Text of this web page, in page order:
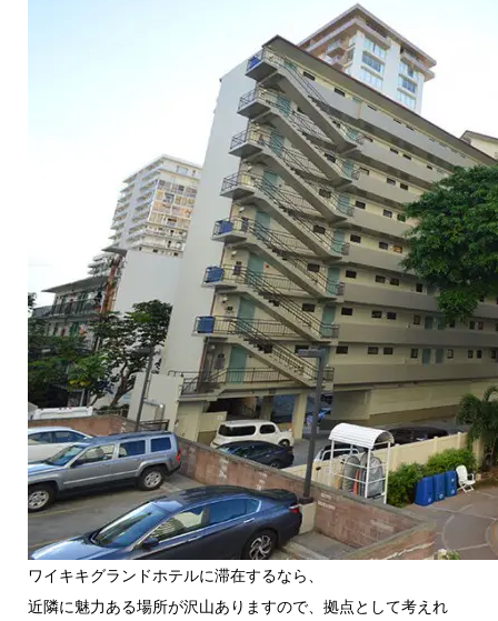
ワイキキグランドホテルに滞在するなら、
近隣に魅力ある場所が沢山ありますので、拠点として考えれ